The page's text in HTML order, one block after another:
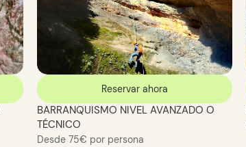
Reservar ahora
BARRANQUISMO NIVEL AVANZADO O
TÉCNICO
Desde 75€ por persona